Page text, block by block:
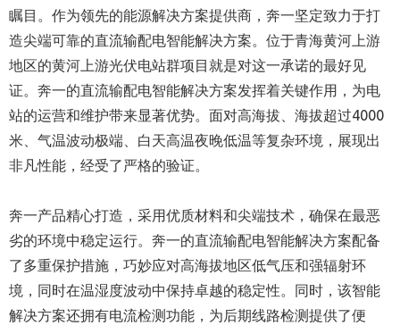
瞩目。作为领先的能源解决方案提供商，奔一坚定致力于打
造尖端可靠的直流输配电智能解决方案。位于青海黄河上游
地区的黄河上游光伏电站群项目就是对这一承诺的最好见
证。奔一的直流输配电智能解决方案发挥着关键作用，为电
站的运营和维护带来显著优势。面对高海拔、海拔超过4000
米、气温波动极端、白天高温夜晚低温等复杂环境，展现出
非凡性能，经受了严格的验证。
奔一产品精心打造，采用优质材料和尖端技术，确保在最恶
劣的环境中稳定运行。奔一的直流输配电智能解决方案配备
了多重保护措施，巧妙应对高海拔地区低气压和强辐射环
境，同时在温湿度波动中保持卓越的稳定性。同时，该智能
解决方案还拥有电流检测功能，为后期线路检测提供了便